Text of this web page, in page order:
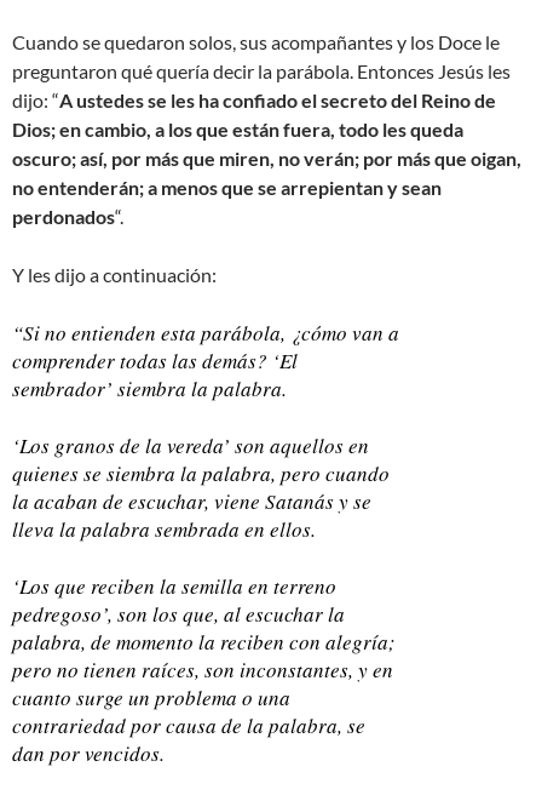
Cuando se quedaron solos, sus acompañantes y los Doce le
preguntaron qué quería decir la parábola. Entonces Jesús les
dijo: “A ustedes se les ha confiado el secreto del Reino de
Dios; en cambio, a los que están fuera, todo les queda
oscuro; así, por más que miren, no verán; por más que oigan,
no entenderán; a menos que se arrepientan y sean
perdonados“.
Y les dijo a continuación:
“Si no entienden esta parábola, ¿cómo van a
comprender todas las demás? ‘El
sembrador’ siembra la palabra.
‘Los granos de la vereda’ son aquellos en
quienes se siembra la palabra, pero cuando
la acaban de escuchar, viene Satanás y se
lleva la palabra sembrada en ellos.
‘Los que reciben la semilla en terreno
pedregoso’, son los que, al escuchar la
palabra, de momento la reciben con alegría;
pero no tienen raíces, son inconstantes, y en
cuanto surge un problema o una
contrariedad por causa de la palabra, se
dan por vencidos.